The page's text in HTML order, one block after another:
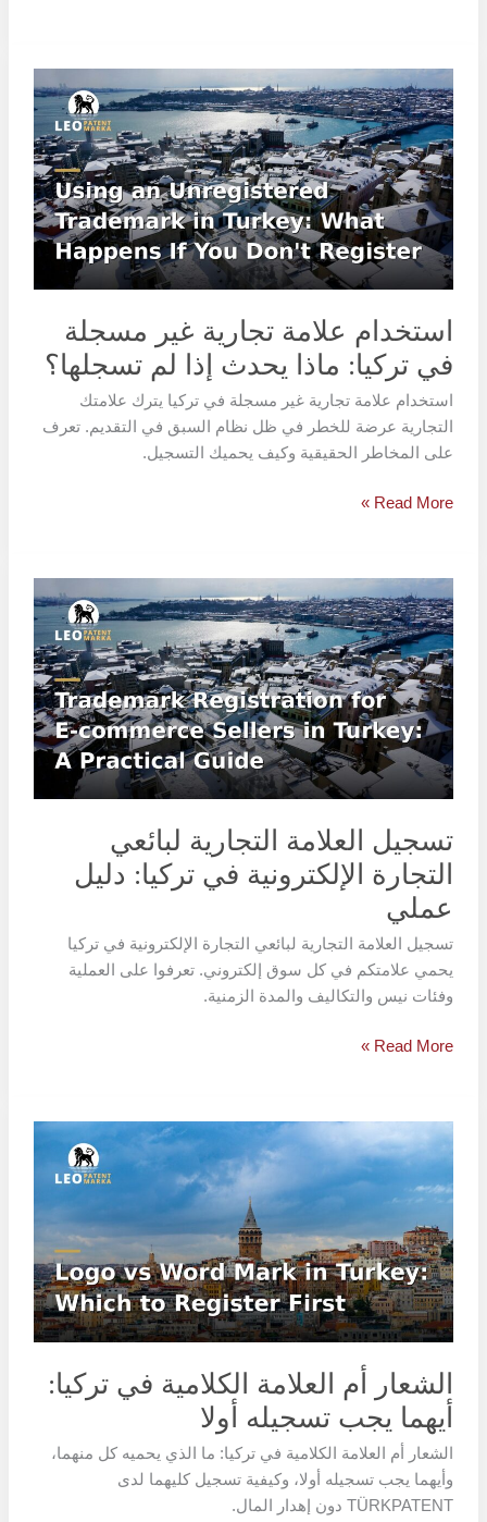
استخدام علامة تجارية غير مسجلة
في تركيا: ماذا يحدث إذا لم تسجلها؟
استخدام علامة تجارية غير مسجلة في تركيا يترك علامتك
التجارية عرضة للخطر في ظل نظام السبق في التقديم. تعرف
على المخاطر الحقيقية وكيف يحميك التسجيل.
استخدام
علامة
تجارية
غير
مسجلة
في
تركيا:
ماذا
يحدث
إذا
لم
تسجلها؟
Read More »
تسجيل العلامة التجارية لبائعي
التجارة الإلكترونية في تركيا: دليل
عملي
تسجيل العلامة التجارية لبائعي التجارة الإلكترونية في تركيا
يحمي علامتكم في كل سوق إلكتروني. تعرفوا على العملية
وفئات نيس والتكاليف والمدة الزمنية.
تسجيل
العلامة
التجارية
لبائعي
التجارة
الإلكترونية
في
تركيا:
دليل
Read More »
الشعار أم العلامة الكلامية في تركيا:
أيهما يجب تسجيله أولا
الشعار أم العلامة الكلامية في تركيا: ما الذي يحميه كل منهما،
وأيهما يجب تسجيله أولا، وكيفية تسجيل كليهما لدى
TÜRKPATENT دون إهدار المال.
الشعار
أم
العلامة
في
تركيا:
أيهما
يجب
تسجيله
أولا